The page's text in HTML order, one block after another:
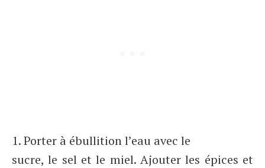
1. Porter à ébullition l’eau avec le
sucre, le sel et le miel. Ajouter les épices et